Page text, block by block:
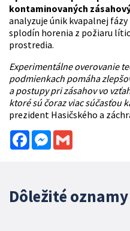
kontaminovaných
analyzuje únik kvapalnej
splodín horenia z požiaru
prostredia.
Experimentálne overovanie
podmienkach pomáha
a postupy pri zásahov vo
ktoré sú čoraz viac súčasťou
prezident Hasičského a
FacebookMessenger
Dôležité oznamy